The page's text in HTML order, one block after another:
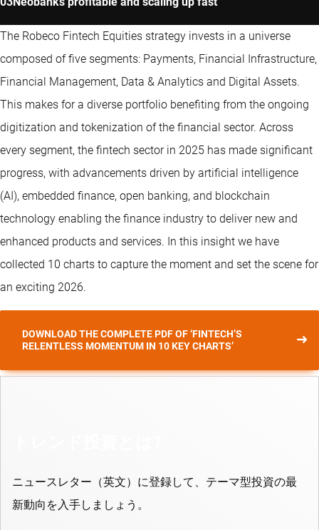
The Robeco Fintech Equities strategy invests in a universe
composed of five segments: Payments, Financial Infrastructure,
Financial Management, Data & Analytics and Digital Assets.
This makes for a diverse portfolio benefiting from the ongoing
digitization and tokenization of the financial sector. Across
every segment, the fintech sector in 2025 has made significant
progress, with advancements driven by artificial intelligence
(AI), embedded finance, open banking, and blockchain
technology enabling the finance industry to deliver new and
enhanced products and services. In this insight we have
collected 10 charts to capture the moment and set the scene for
an exciting 2026.
DOWNLOAD THE COMPLETE PDF OF ‘FINTECH’S
RELENTLESS MOMENTUM IN 10 KEY CHARTS’
ニュースレター（英文）に登録して、テーマ型投資の最
新動向を入手しましょう。